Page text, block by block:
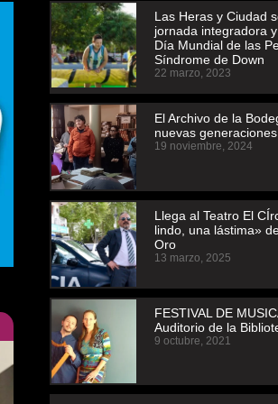
Las Heras y Ciudad
jornada integradora
Día Mundial de las
Síndrome de Down
22 marzo, 2023
El Archivo de la
nuevas
19 noviembre, 2024
Llega al Teatro El
lindo, una lástima»
Oro
13 marzo, 2025
FESTIVAL DE
Auditorio de la
9 octubre, 2021